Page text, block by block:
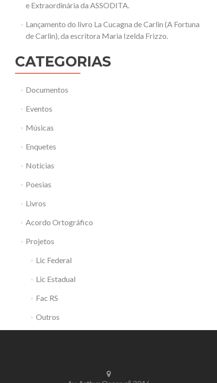
e Extraordinária da ASSODITA.
Lançamento do livro La Cucagna de Carlin (A Fortuna
de Carlin), da escritora Maria Izelda Frizzo.
CATEGORIAS
Documentos
Eventos
Músicas
Enquetes
Notícias
Poesias
Livros
Acordo Ortográfico
Projetos
Lic Federal
Lic Estadual
Fac RS
Outros